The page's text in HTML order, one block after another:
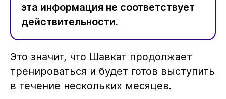
эта информация не соответствует
действительности.
Это значит, что Шавкат продолжает
тренироваться и будет готов выступить
в течение нескольких месяцев.